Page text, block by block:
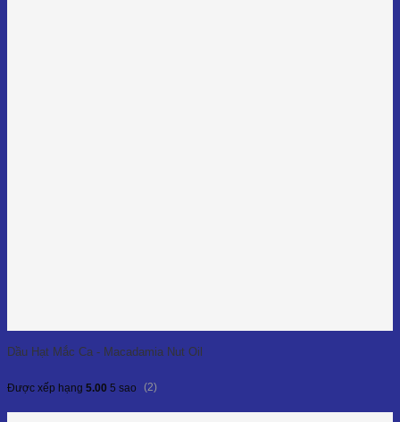
Dầu Hạt Mắc Ca - Macadamia Nut Oil
Được xếp hạng 5.00 5 sao (2)